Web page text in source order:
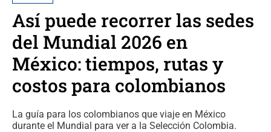
Así puede recorrer las sedes
del Mundial 2026 en
México: tiempos, rutas y
costos para colombianos
La guía para los colombianos que viaje en México
durante el Mundial para ver a la Selección Colombia.